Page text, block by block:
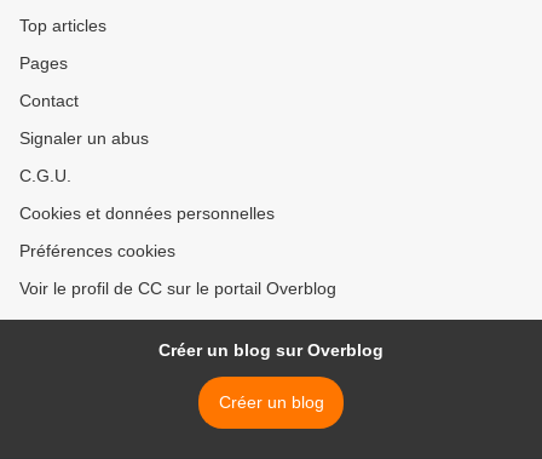
Top articles
Pages
Contact
Signaler un abus
C.G.U.
Cookies et données personnelles
Préférences cookies
Voir le profil de CC sur le portail Overblog
Créer un blog sur Overblog
Créer un blog